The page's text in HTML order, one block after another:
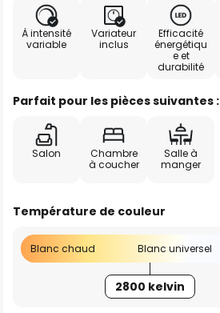
À intensité
variable
Variateur
inclus
Efficacité
énergétiqu
e et
durabilité
Parfait pour les pièces suivantes :
Salon
Chambre
à coucher
Salle à
manger
Température de couleur
Blanc chaud Blanc universel
2800 kelvin